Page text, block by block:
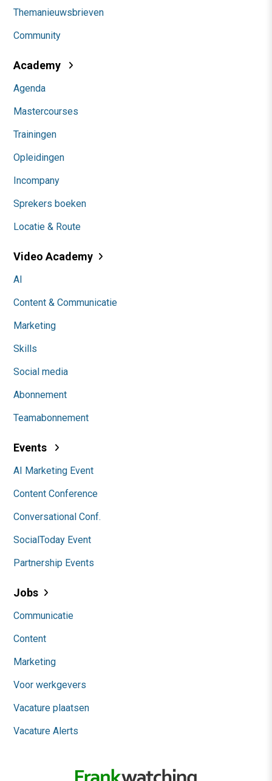
Themanieuwsbrieven
Community
Academy
Agenda
Mastercourses
Trainingen
Opleidingen
Incompany
Sprekers boeken
Locatie & Route
Video Academy
AI
Content & Communicatie
Marketing
Skills
Social media
Abonnement
Teamabonnement
Events
AI Marketing Event
Content Conference
Conversational Conf.
SocialToday Event
Partnership Events
Jobs
Communicatie
Content
Marketing
Voor werkgevers
Vacature plaatsen
Vacature Alerts